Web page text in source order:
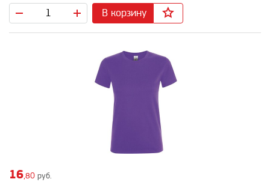
В корзину
16 ,80 руб.